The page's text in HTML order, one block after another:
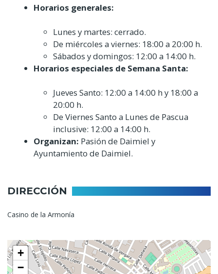
Horarios generales:
Lunes y martes: cerrado.
De miércoles a viernes: 18:00 a 20:00 h.
Sábados y domingos: 12:00 a 14:00 h.
Horarios especiales de Semana Santa:
Jueves Santo: 12:00 a 14:00 h y 18:00 a
20:00 h.
De Viernes Santo a Lunes de Pascua
inclusive: 12:00 a 14:00 h.
Organizan: Pasión de Daimiel y
Ayuntamiento de Daimiel.
DIRECCIÓN
Casino de la Armonía
+
−